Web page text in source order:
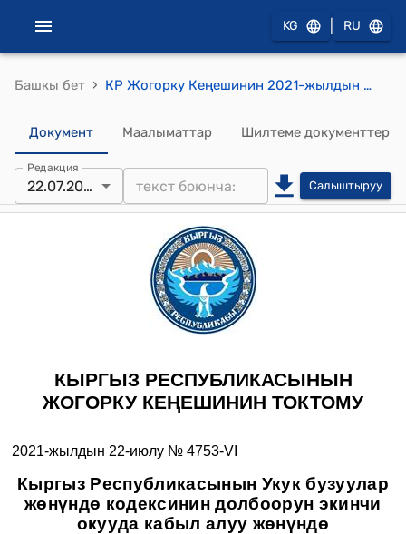
KG RU
Башкы бет › КР Жогорку Кеңешинин 2021-жылдын 22-июлундагы № 4753-VI "Кыргыз Республикасынын Укук бузуулар жөнүндө кодексинин долбоорун экинчи окууда кабыл алуу жөнүндө" токтому
Документ Маалыматтар Шилтеме документтер
Редакция
22.07.2021 Салыштыруу